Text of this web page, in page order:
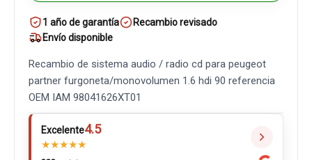
1 año de garantía
Recambio revisado
Envío disponible
Recambio de sistema audio / radio cd para peugeot
partner furgoneta/monovolumen 1.6 hdi 90 referencia
OEM IAM 98041626XT01
Excelente4.5
★★★★★